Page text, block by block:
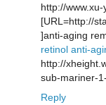
http://
[URL=http://
]anti-aging
retinol anti-
http://
sub-mariner-
Reply